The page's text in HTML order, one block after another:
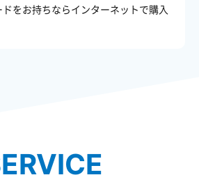
をお持ちならインターネットで購入